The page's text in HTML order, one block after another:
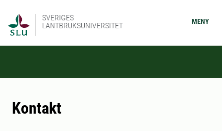
SVERIGES
LANTBRUKSUNIVERSITET
MENY
Kontakt